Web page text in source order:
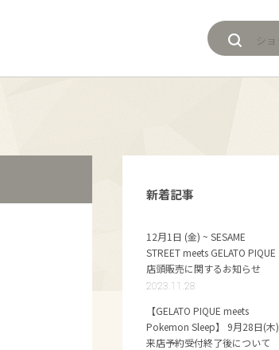
新着記事
12月1日 (金) ~ SESAME
STREET meets GELATO PIQUE
店頭販売に関するお知らせ
2023.11.28
【GELATO PIQUE meets
Pokemon Sleep】 9月28日(木)
来店予約受付終了後について